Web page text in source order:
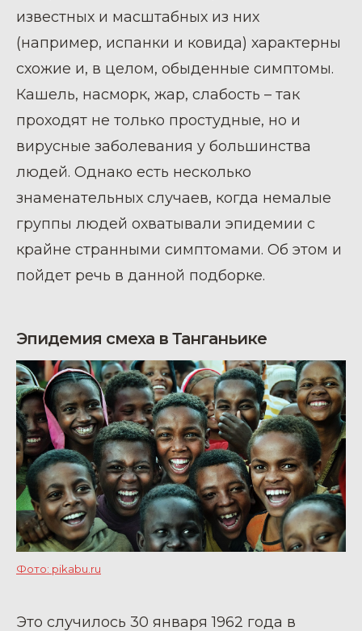
известных и масштабных из них
(например, испанки и ковида) характерны
схожие и, в целом, обыденные симптомы.
Кашель, насморк, жар, слабость – так
проходят не только простудные, но и
вирусные заболевания у большинства
людей. Однако есть несколько
знаменательных случаев, когда немалые
группы людей охватывали эпидемии с
крайне странными симптомами. Об этом и
пойдет речь в данной подборке.
Эпидемия смеха в Танганьике
Фото: pikabu.ru
Это случилось 30 января 1962 года в